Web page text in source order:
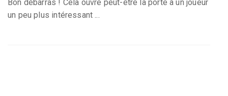
Bon débarras ! Cela ouvre peut-être la porte à un joueur
un peu plus intéressant ...